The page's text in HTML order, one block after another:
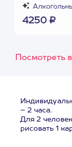
4250 ₽
Посмотреть
– 2 часа.
Для 2
рисовать 1